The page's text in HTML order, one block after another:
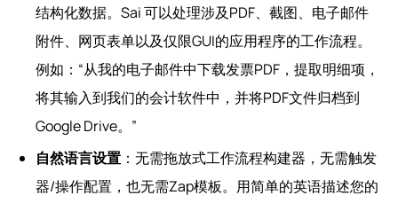
结构化数据。Sai 可以处理涉及PDF、截图、电子邮件
附件、网页表单以及仅限GUI的应用程序的工作流程。
例如：“从我的电子邮件中下载发票PDF，提取明细项，
将其输入到我们的会计软件中，并将PDF文件归档到
Google Drive。”
自然语言设置 ：无需拖放式工作流程构建器，无需触发
器/操作配置，也无需Zap模板。用简单的英语描述您的